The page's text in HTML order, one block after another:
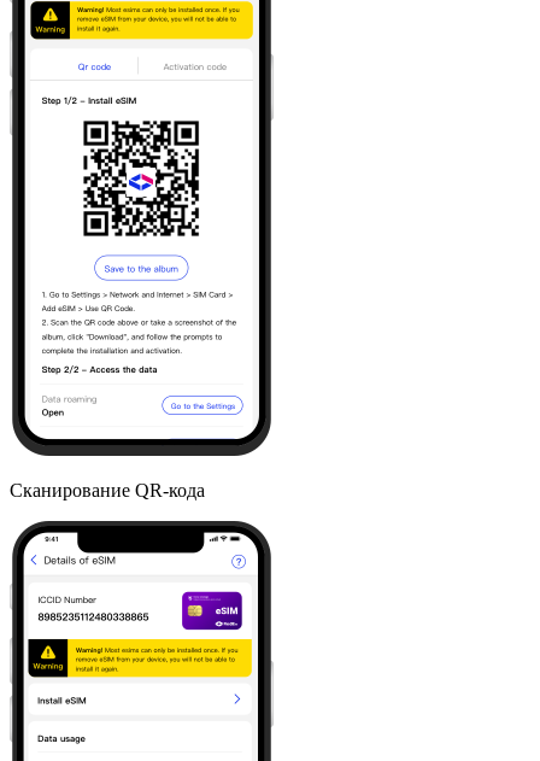
Сканирование QR-кода